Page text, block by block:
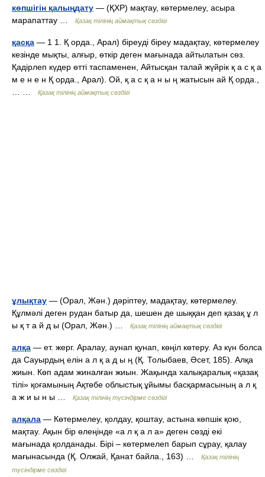
көпшігін қалыңдату — (ҚХР) мақтау, көтермелеу, асыра
марапаттау …
Қазақ тілінің аймақтық сөздігі
қасқа — 1 1. Қ орда., Арал) біреуді біреу мадақтау, көтермелеу
кезінде мықты, алғыр, өткір деген мағынада айтылатын сөз.
Қадірлеп күдер өтті таспаменен, Айтысқан талай жүйрік қ а с қ а
м е н е н Қ орда., Арал). Ой, қ а с қ а н ы ң жатысын ай Қ орда.,
Қазақ тілінің аймақтық сөздігі
ұлықтау — (Орал, Жән.) дәріптеу, мадақтау, көтермелеу.
Құлмәлі деген рудан батыр да, шешен де шыққан деп қазақ ұ л
ы қ т а й д ы (Орал, Жән.) …
Қазақ тілінің аймақтық сөздігі
алқа — ет. жерг. Аралау, аунап қунап, көңіл көтеру. Аз күн болса
да Сауырдың елін а л қ а д ы ң (Қ. Толыбаев, Әсет, 185). Алқа
жиын. Көп адам жиналған жиын. Жақында халықаралық «қазақ
тілі» қоғамының Ақтөбе облыстық ұйымы басқармасының а л қ
а ж и ы н ы …
Қазақ тілінің түсіндірме сөздігі
алқала — Көтермелеу, қолдау, қоштау, астына көпшік қою,
мақтау. Ақын бір өлеңінде «а л қ а л а» деген сөзді екі
мағынада қолданады. Бірі – көтермелеп барып сұрау, қалау
мағынасында (Қ. Олжай, Қанат байла., 163) …
Қазақ тілінің
түсіндірме сөздігі